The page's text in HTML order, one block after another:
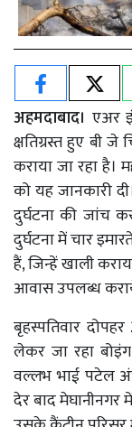
अहमदाबाद। एअर
क्षतिग्रस्त हुए बी जे
कराया जा रहा है।
को यह जानकारी
दुर्घटना की जांच
दुर्घटना में चार
हैं, जिन्हें खाली
आवास उपलब्ध
बृहस्पतिवार
लेकर जा रहा
वल्लभ भाई पटेल
देर बाद मेघानीनगर